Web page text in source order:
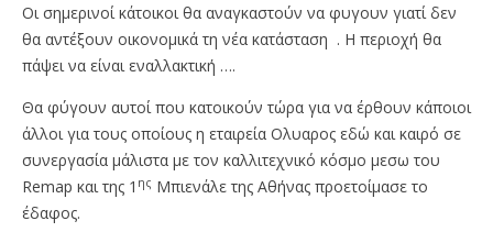
Οι σημερινοί κάτοικοι θα αναγκαστούν να φυγουν γιατί δεν
θα αντέξουν οικονομικά τη νέα κατάσταση . Η περιοχή θα
πάψει να είναι εναλλακτική ….
Θα φύγουν αυτοί που κατοικούν τώρα για να έρθουν κάποιοι
άλλοι για τους οποίους η εταιρεία Ολυαρος εδώ και καιρό σε
συνεργασία μάλιστα με τον καλλιτεχνικό κόσμο μεσω του
Remap και της 1 ης Μπιενάλε της Αθήνας προετοίμασε το
έδαφος.